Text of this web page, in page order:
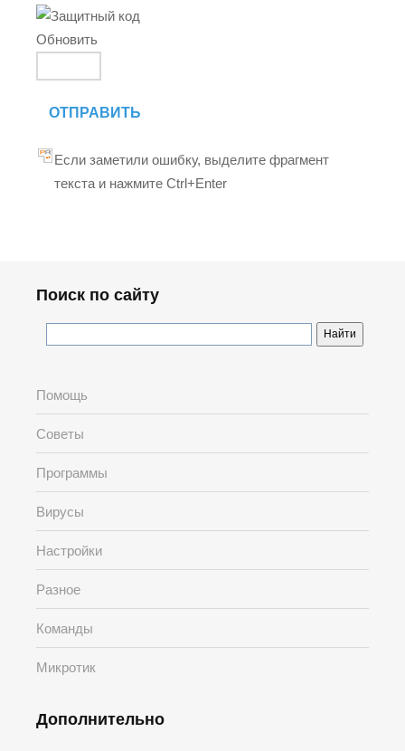
Обновить
ОТПРАВИТЬ
Если заметили ошибку, выделите фрагмент
текста и нажмите Ctrl+Enter
Поиск по сайту
Помощь
Советы
Программы
Вирусы
Настройки
Разное
Команды
Микротик
Дополнительно